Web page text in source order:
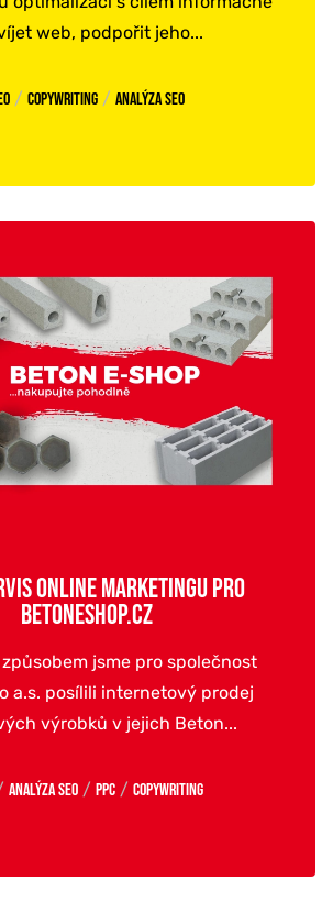
web, podpořit jeho...
/ Copywriting / Analýza SEO
ONLINE MARKETINGU PRO
BETONESHOP.CZ
jsme pro společnost
a.s. posílili internetový prodej
výrobků v jejich Beton...
Analýza SEO / PPC / Copywriting